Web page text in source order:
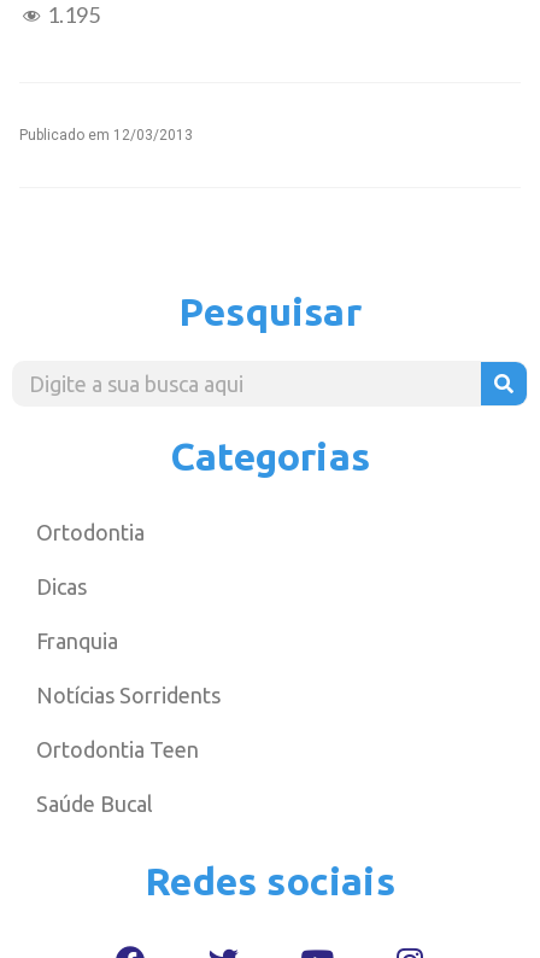
1.195
Publicado em 12/03/2013
Pesquisar
Categorias
Ortodontia
Dicas
Franquia
Notícias Sorridents
Ortodontia Teen
Saúde Bucal
Redes sociais